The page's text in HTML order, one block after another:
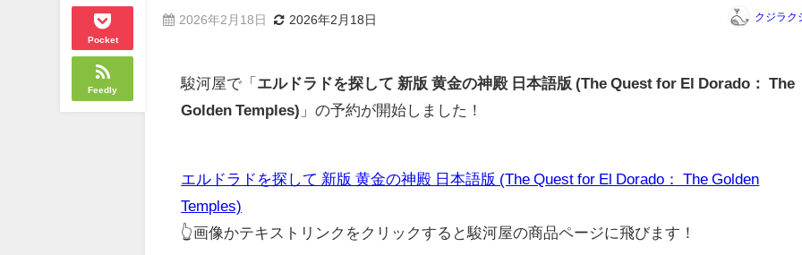
Pocket
Feedly
2026年2月18日 2026年2月18日 クジラク
駿河屋で「 エルドラドを探して 新版 黄金の神殿 日本語版 (The Quest for El Dorado： The
Golden Temples) 」の予約が開始しました！
エルドラドを探して 新版 黄金の神殿 日本語版 (The Quest for El Dorado： The Golden
Temples)
👆画像かテキストリンクをクリックすると駿河屋の商品ページに飛びます！